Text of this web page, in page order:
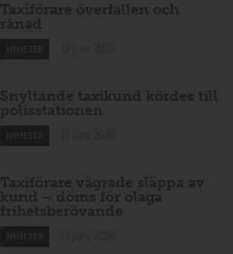
Taxiförare överfallen och
rånad
NYHETER
Snyltande taxikund kördes till
polisstationen
NYHETER
Taxiförare vägrade släppa av
kund – döms för olaga
frihetsberövande
NYHETER